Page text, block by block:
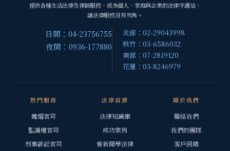
提供各種生活法律及律師服務，成為個人、家庭與企業的法律守護站，
讓法律服務沒有死角。
日間：04-23756755
夜間：0936-177880
北部：02-29043998
桃竹：03-6586032
南部：07-2819120
花蓮：03-8246979
熱門服務
離婚官司
監護權官司
刑事訴訟官司
法律資源
法律知識庫
成功案例
看新聞學法律
關於我們
聯絡我們
我們的團隊
客戶回饋